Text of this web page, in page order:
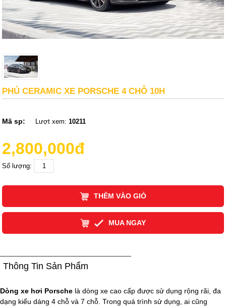
PHỦ CERAMIC XE PORSCHE 4 CHỖ 10H
Mã sp: Lượt xem:10211
2,800,000đ
Số lượng:
THÊM VÀO GIỎ
MUA NGAY
Thông Tin Sản Phẩm
Dòng xe hơi Porsche là dòng xe cao cấp được sử dụng rộng rãi, đa
dạng kiểu dáng 4 chỗ và 7 chỗ. Trong quá trình sử dụng, ai cũng